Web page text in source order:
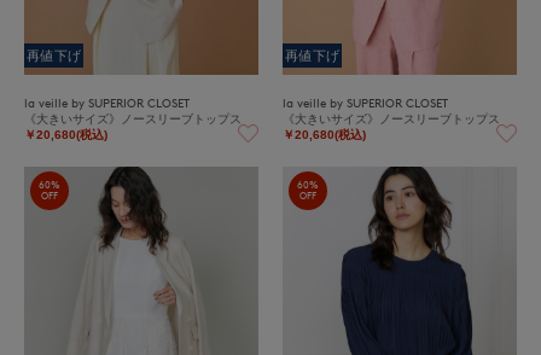
再値下げ
la veille by SUPERIOR CLOSET
《大きいサイズ》ノースリーブトップス
￥20,680(税込)
再値下げ
la veille by SUPERIOR CLOSET
《大きいサイズ》ノースリーブトップス
￥20,680(税込)
60%
OFF
60%
OFF